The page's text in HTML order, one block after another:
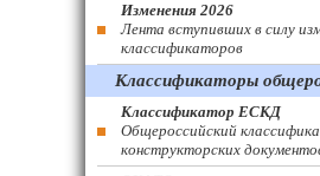
Изменения 2026
Лента вступивших в силу
классификаторов
Классификаторы
Классификатор ЕСКД
Общероссийский
конструкторских